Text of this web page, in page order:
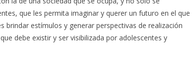
que les permita imaginar y querer un futuro en el que
estímulos y generar perspectivas de realización
debe existir y ser visibilizada por adolescentes y